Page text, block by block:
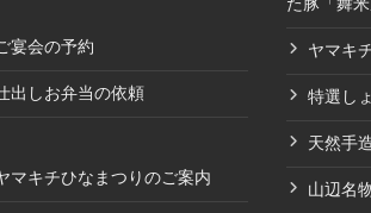
宴会の予約
出しお弁当の依頼
マキチひなまつりのご案内
た豚「舞米
ヤマキ
特選し
天然手
山辺名